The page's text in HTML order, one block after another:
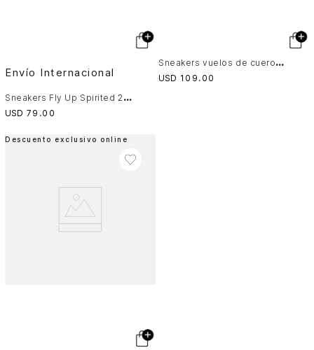
Envío Internacional
S
neakers Fly Up Spirited 2.0 en textil y cuero para hombre contraste
USD 79 .00
S
neakers vuelos de cuero para hombre combinación de texturas
USD 109 . 00
Descuento exclusivo online